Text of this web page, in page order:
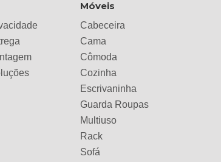
Móveis
Cabeceira
Cama
Cômoda
Cozinha
Escrivaninha
Guarda Roupas
Multiuso
Rack
Sofá